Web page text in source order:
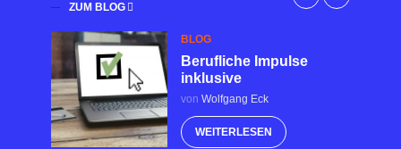
ZUM BLOG
BLOG
Berufliche Impulse
inklusive
vonWolfgang Eck
WEITERLESEN